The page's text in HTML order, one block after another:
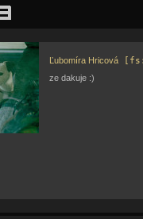
Ľubomíra Hricová
ze dakuje :)